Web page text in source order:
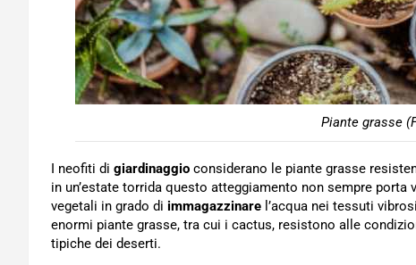
Piante grasse
I neofiti di giardinaggio considerano le piante grasse
in un’estate torrida questo atteggiamento non sempre
vegetali in grado di immagazzinare l’acqua nei tessuti
enormi piante grasse, tra cui i cactus, resistono alle
tipiche dei deserti.